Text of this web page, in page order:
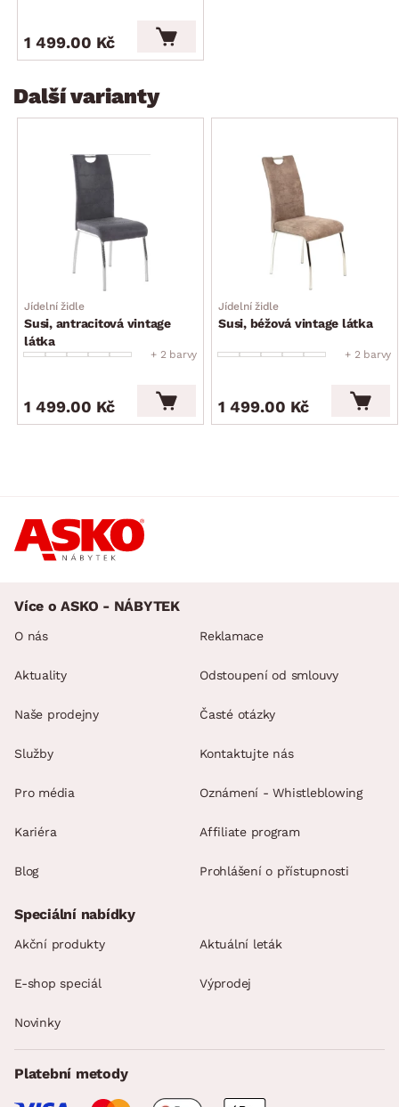
1 499.00 Kč
Další varianty
Jídelní židle
Susi, antracitová vintage
látka
+ 2 barvy
1 499.00 Kč
Jídelní židle
Susi, béžová vintage látka
+ 2 barvy
1 499.00 Kč
Více o ASKO - NÁBYTEK
O nás
Aktuality
Naše prodejny
Služby
Pro média
Kariéra
Blog
Reklamace
Odstoupení od smlouvy
Časté otázky
Kontaktujte nás
Oznámení - Whistleblowing
Affiliate program
Prohlášení o přístupnosti
Speciální nabídky
Akční produkty Aktuální leták
E-shop speciál Výprodej
Novinky
Platební metody